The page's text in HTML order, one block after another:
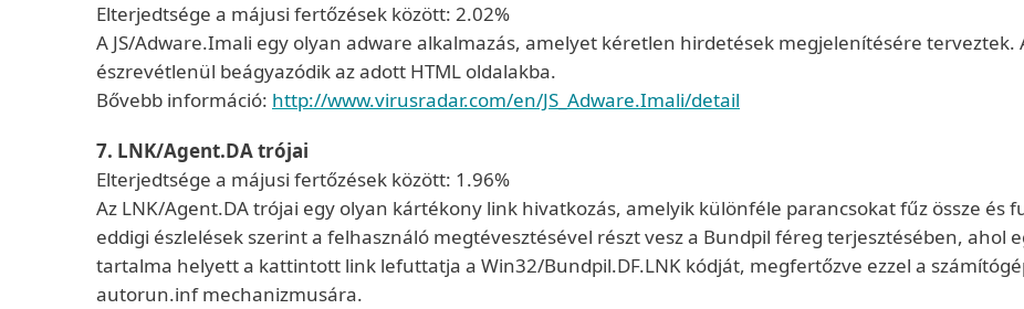
Elterjedtsége a májusi fertőzések között: 2.02%
A JS/Adware.Imali egy olyan adware alkalmazás, amelyet kéretlen hirdetések megjelenítésére
észrevétlenül beágyazódik az adott HTML oldalakba.
Bővebb információ: http://www.virusradar.com/en/JS_Adware.Imali/detail
7. LNK/Agent.DA trójai
Elterjedtsége a májusi fertőzések között: 1.96%
Az LNK/Agent.DA trójai egy olyan kártékony link hivatkozás, amelyik különféle parancsokat fűz össze és
eddigi észlelések szerint a felhasználó megtévesztésével részt vesz a Bundpil féreg terjesztésében, ahol
tartalma helyett a kattintott link lefuttatja a Win32/Bundpil.DF.LNK kódját, megfertőzve ezzel a
autorun.inf mechanizmusára.